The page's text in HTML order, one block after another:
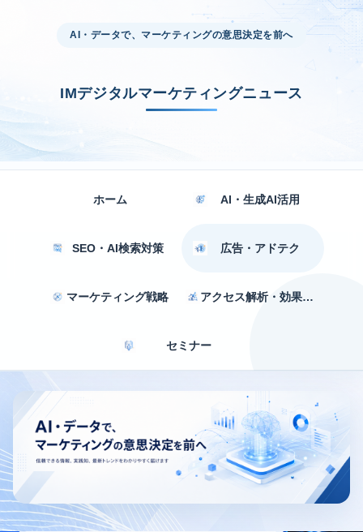
AI・データで、マーケティングの意思決定を前へ
IMデジタルマーケティングニュース
ホーム AI・生成AI活用
SEO・AI検索対策 広告・アドテク
マーケティング戦略 アクセス解析・効果測定
セミナー